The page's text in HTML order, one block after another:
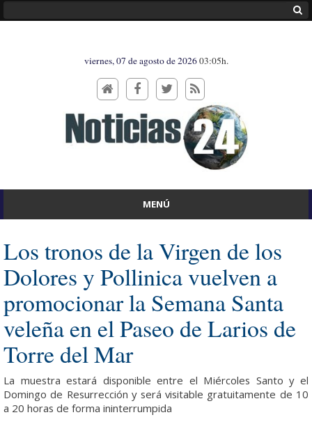
viernes, 07 de agosto de 202603:05h.
MENÚ
Los tronos de la Virgen de los
Dolores y Pollinica vuelven a
promocionar la Semana Santa
veleña en el Paseo de Larios de
Torre del Mar
La muestra estará disponible entre el Miércoles Santo y el
Domingo de Resurrección y será visitable gratuitamente de 10
a 20 horas de forma ininterrumpida